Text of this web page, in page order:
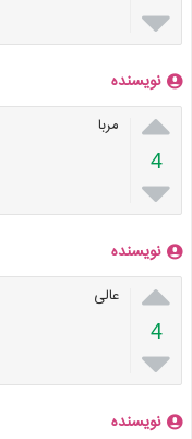

نویسنده

4

مربا
نویسنده

4

عالی
نویسنده